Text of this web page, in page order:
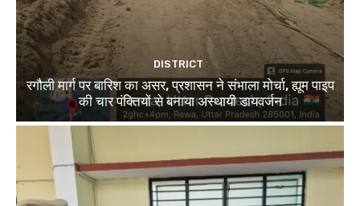
DISTRICT
रगौली मार्ग पर बारिश का असर, प्रशासन ने संभाला मोर्चा, ह्यूम पाइप
की चार पंक्तियों से बनाया अस्थायी डायवर्जन